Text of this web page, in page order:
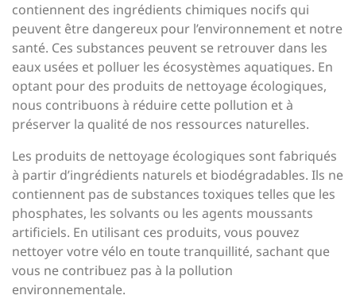
contiennent des ingrédients chimiques nocifs qui
peuvent être dangereux pour l’environnement et notre
santé. Ces substances peuvent se retrouver dans les
eaux usées et polluer les écosystèmes aquatiques. En
optant pour des produits de nettoyage écologiques,
nous contribuons à réduire cette pollution et à
préserver la qualité de nos ressources naturelles.
Les produits de nettoyage écologiques sont fabriqués
à partir d’ingrédients naturels et biodégradables. Ils ne
contiennent pas de substances toxiques telles que les
phosphates, les solvants ou les agents moussants
artificiels. En utilisant ces produits, vous pouvez
nettoyer votre vélo en toute tranquillité, sachant que
vous ne contribuez pas à la pollution
environnementale.